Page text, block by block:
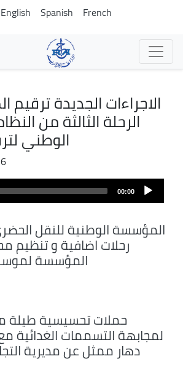
Skip
to
main
content
English Spanish French
الاجراءات الجديدة
الرحلة الثالثة من
الوطني
Fichier
audio
00:00
المؤسسة الوطنية للنقل
رحلات اضافية و تنظيم
المؤسسة
حملات تحسيسية طيلة
لمجابهة التسممات الغدائية
دهار ممثل عن مديرية